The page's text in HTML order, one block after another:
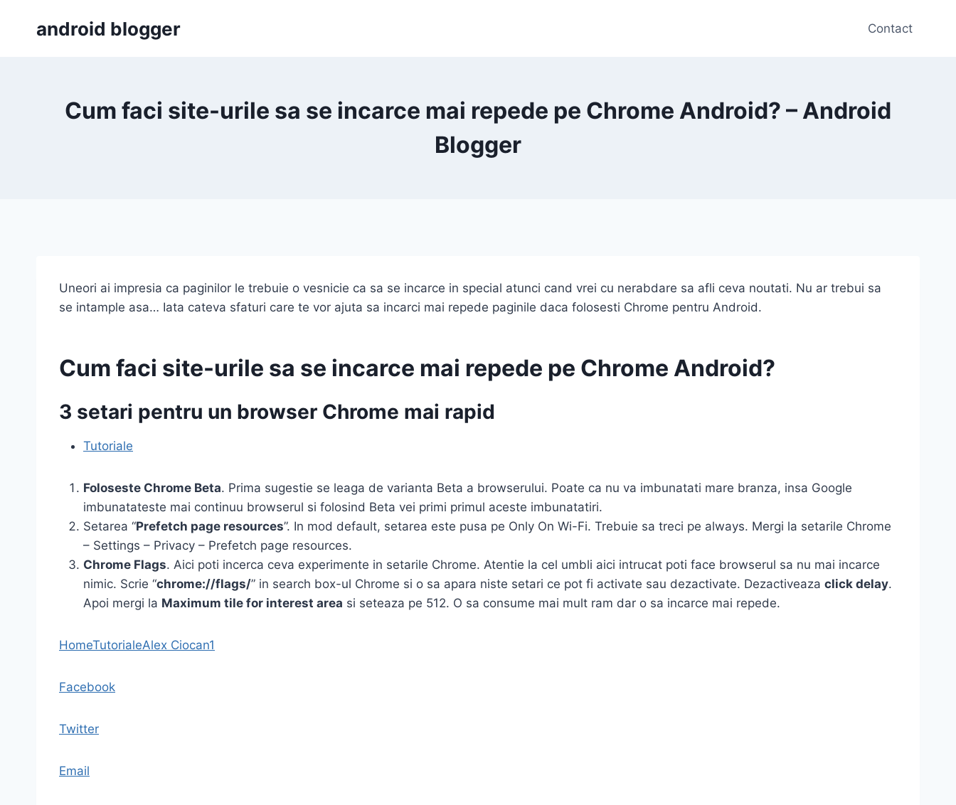
android blogger Contact
Cum faci site-urile sa se incarce mai repede pe Chrome Android? – Android
Blogger
Uneori ai impresia ca paginilor le trebuie o vesnicie ca sa se incarce in special atunci cand vrei cu nerabdare sa afli ceva noutati. Nu ar trebui sa
se intample asa… Iata cateva sfaturi care te vor ajuta sa incarci mai repede paginile daca folosesti Chrome pentru Android.
Cum faci site-urile sa se incarce mai repede pe Chrome Android?
3 setari pentru un browser Chrome mai rapid
Tutoriale
Foloseste Chrome Beta. Prima sugestie se leaga de varianta Beta a browserului. Poate ca nu va imbunatati mare branza, insa Google
imbunatateste mai continuu browserul si folosind Beta vei primi primul aceste imbunatatiri.
Setarea “Prefetch page resources”. In mod default, setarea este pusa pe Only On Wi-Fi. Trebuie sa treci pe always. Mergi la setarile Chrome
– Settings – Privacy – Prefetch page resources.
Chrome Flags. Aici poti incerca ceva experimente in setarile Chrome. Atentie la cel umbli aici intrucat poti face browserul sa nu mai incarce
nimic. Scrie “chrome://flags/” in search box-ul Chrome si o sa apara niste setari ce pot fi activate sau dezactivate. Dezactiveaza click delay.
Apoi mergi la Maximum tile for interest area si seteaza pe 512. O sa consume mai mult ram dar o sa incarce mai repede.
HomeTutorialeAlex Ciocan1
Facebook
Twitter
Email